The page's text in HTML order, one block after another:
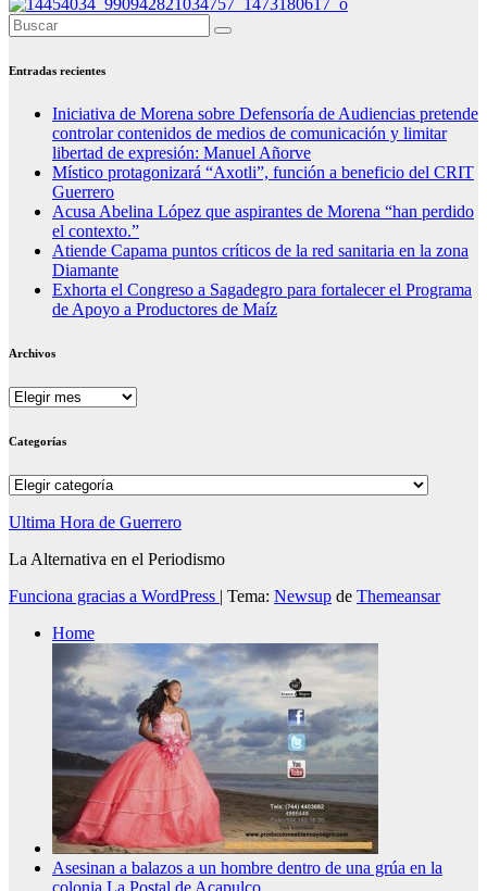
Entradas recientes
Iniciativa de Morena sobre Defensoría de Audiencias pretende
controlar contenidos de medios de comunicación y limitar
libertad de expresión: Manuel Añorve
Místico protagonizará “Axotli”, función a beneficio del CRIT
Guerrero
Acusa Abelina López que aspirantes de Morena “han perdido
el contexto.”
Atiende Capama puntos críticos de la red sanitaria en la zona
Diamante
Exhorta el Congreso a Sagadegro para fortalecer el Programa
de Apoyo a Productores de Maíz
Archivos
Archivos
Categorías
Categorías
Ultima Hora de Guerrero
La Alternativa en el Periodismo
Funciona gracias a WordPress | Tema: Newsup de Themeansar
Home
Asesinan a balazos a un hombre dentro de una grúa en la
colonia La Postal de Acapulco